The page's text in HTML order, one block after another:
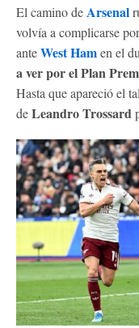
El camino deArsenal
volvía a complicarse
anteWest Hamen el
a ver por el Plan
Hasta que apareció el
deLeandro Trossard